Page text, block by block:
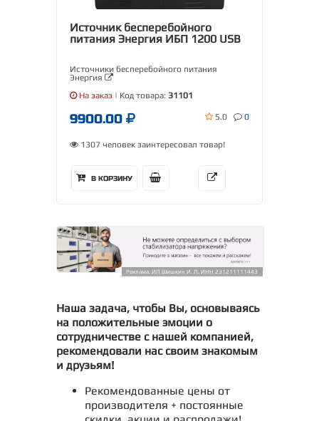
Источник бесперебойного
питания Энергия ИБП 1200 USB
Источники бесперебойного питания
Энергия
На заказ | Код товара: 31101
9900.00 5.0 0
1307 человек заинтересовал товар!
В КОРЗИНУ
Реклама. ИП Шишкин И. Л. ИНН 231211111443
Наша задача, чтобы Вы, основываясь
на положительные эмоции о
сотрудничестве с нашей компанией,
рекомендовали нас своим знакомым
и друзьям!
Рекомендованные цены от
производителя + постоянные